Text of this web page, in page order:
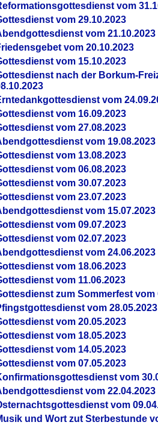
vom
vom 29.10.2023
vom 21.10.2023
vom 20.10.2023
vom 15.10.2023
nach der Borkum-
vom
vom 16.09.2023
vom 27.08.2023
vom 19.08.2023
vom 13.08.2023
vom 06.08.2023
vom 30.07.2023
vom 23.07.2023
vom 15.07.2023
vom 09.07.2023
vom 02.07.2023
vom 24.06.2023
vom 18.06.2023
vom 11.06.2023
zum Sommerfest vom
vom 28.05.2023
vom 20.05.2023
vom 18.05.2023
vom 14.05.2023
vom 07.05.2023
vom
vom 22.04.2023
vom
und Wort zut Sterbestunde